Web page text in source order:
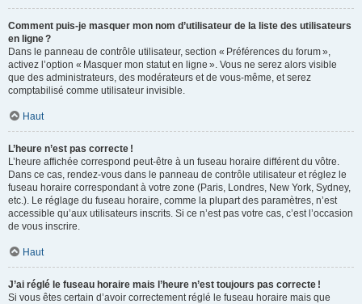
Comment puis-je masquer mon nom d’utilisateur de la liste des utilisateurs
en ligne ?
Dans le panneau de contrôle utilisateur, section « Préférences du forum »,
activez l’option « Masquer mon statut en ligne ». Vous ne serez alors visible
que des administrateurs, des modérateurs et de vous-même, et serez
comptabilisé comme utilisateur invisible.
Haut
L’heure n’est pas correcte !
L’heure affichée correspond peut-être à un fuseau horaire différent du vôtre.
Dans ce cas, rendez-vous dans le panneau de contrôle utilisateur et réglez le
fuseau horaire correspondant à votre zone (Paris, Londres, New York, Sydney,
etc.). Le réglage du fuseau horaire, comme la plupart des paramètres, n’est
accessible qu’aux utilisateurs inscrits. Si ce n’est pas votre cas, c’est l’occasion
de vous inscrire.
Haut
J’ai réglé le fuseau horaire mais l’heure n’est toujours pas correcte !
Si vous êtes certain d’avoir correctement réglé le fuseau horaire mais que